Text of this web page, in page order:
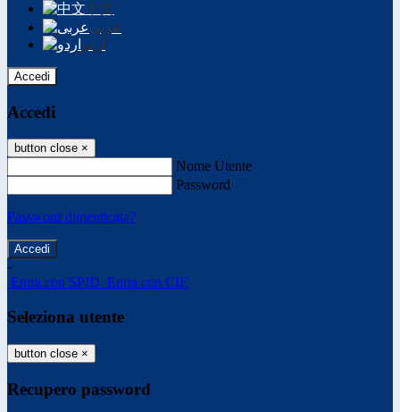
中文
عربى
اردو
Accedi
Accedi
button close ×
Nome Utente
Password
Password dimenticata?
-
Entra con SPID Entra con CIE
Seleziona utente
button close ×
Recupero password